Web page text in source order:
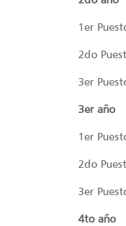
1er
2do
3er
3er año
1er
2do
3er
4to año